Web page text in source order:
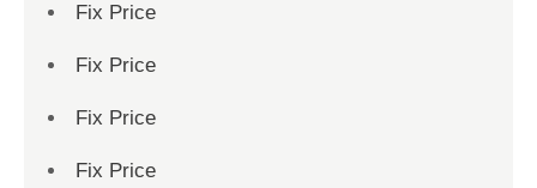
Fix Price
Fix Price
Fix Price
Fix Price